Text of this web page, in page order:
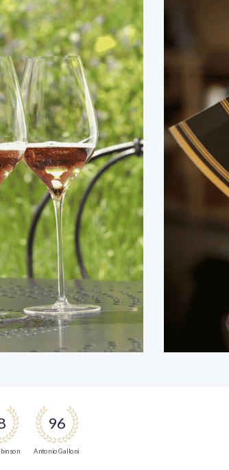
96
Antonio Galloni